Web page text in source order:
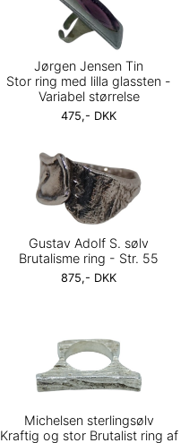
Jørgen Jensen Tin
Stor ring med lilla glassten -
Variabel størrelse
475,- DKK
Gustav Adolf S. sølv
Brutalisme ring - Str. 55
875,- DKK
Michelsen sterlingsølv
Kraftig og stor Brutalist ring af